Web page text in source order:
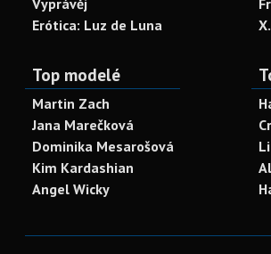
Vyprávěj
Erótica: Luz de Luna
Top modelé
Martin Zach
Jana Marečková
Dominika Mesarošová
Kim Kardashian
Angel Wicky